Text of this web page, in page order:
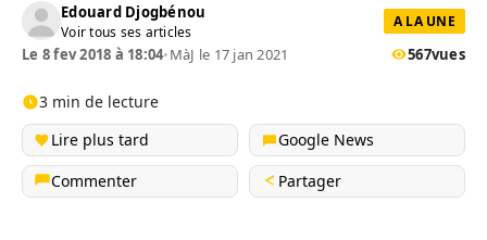
Edouard Djogbénou
Voir tous ses articles
A LA UNE
Le 8 fev 2018 à 18:04•MàJ le 17 jan 2021 567vues
3 min de lecture
Lire plus tard
Google News
Commenter
Partager